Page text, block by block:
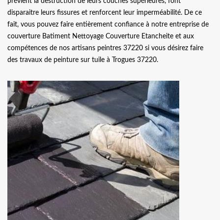
disparaitre leurs fissures et renforcent leur imperméabilité. De ce
fait, vous pouvez faire entièrement confiance à notre entreprise de
couverture Batiment Nettoyage Couverture Etancheite et aux
compétences de nos artisans peintres 37220 si vous désirez faire
des travaux de peinture sur tuile à Trogues 37220.